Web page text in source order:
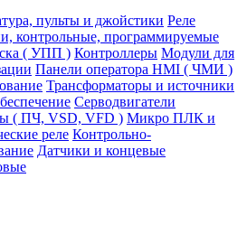
пульты и джойстики Реле
контрольные, программируемые
( УПП ) Контроллеры Модули для
Панели оператора HMI ( ЧМИ )
Транcформаторы и источники
Серводвигатели
( ПЧ, VSD, VFD ) Микро ПЛК и
реле Контрольно-
Датчики и концевые